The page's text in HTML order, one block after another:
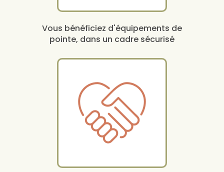
Vous bénéficiez d'équipements de
pointe, dans un cadre sécurisé